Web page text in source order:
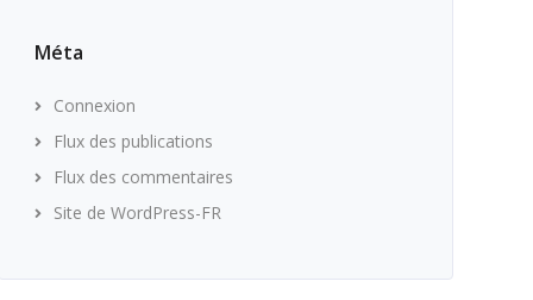
Méta
Connexion
Flux des publications
Flux des commentaires
Site de WordPress-FR